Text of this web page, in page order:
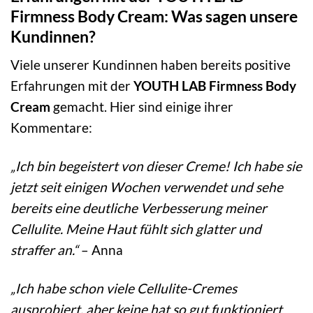
Firmness Body Cream: Was sagen unsere
Kundinnen?
Viele unserer Kundinnen haben bereits positive
Erfahrungen mit derYOUTH LAB Firmness Body
Cream gemacht. Hier sind einige ihrer
Kommentare:
„Ich bin begeistert von dieser Creme! Ich habe sie
jetzt seit einigen Wochen verwendet und sehe
bereits eine deutliche Verbesserung meiner
Cellulite. Meine Haut fühlt sich glatter und
straffer an.“– Anna
„Ich habe schon viele Cellulite-Cremes
ausprobiert, aber keine hat so gut funktioniert